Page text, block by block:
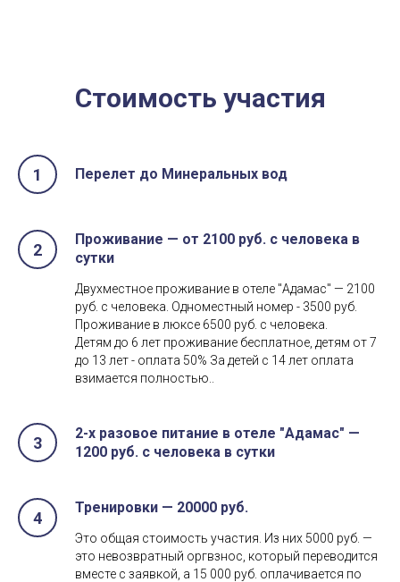
Стоимость участия
Перелет до Минеральных вод
Проживание — от 2100 руб. с человека в
сутки
Двухместное проживание в отеле "Адамас" — 2100
руб. с человека. Одноместный номер - 3500 руб.
Проживание в люксе 6500 руб. с человека.
Детям до 6 лет проживание бесплатное, детям от 7
до 13 лет - оплата 50% За детей с 14 лет оплата
взимается полностью..
2-х разовое питание в отеле "Адамас" —
1200 руб. с человека в сутки
Тренировки — 20000 руб.
Это общая стоимость участия. Из них 5000 руб. —
это невозвратный оргвзнос, который переводится
вместе с заявкой, а 15 000 руб. оплачивается по